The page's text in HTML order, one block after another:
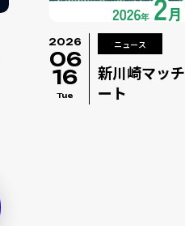
2026
06
16
Tue
ニュース
新川崎マッ
ート